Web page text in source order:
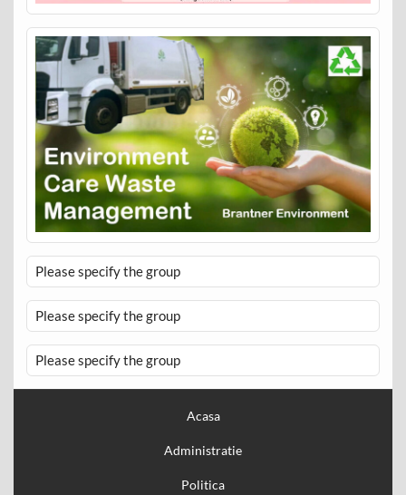
Please specify the group
Please specify the group
Please specify the group
Acasa
Administratie
Politica